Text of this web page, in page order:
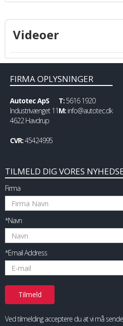
CTEK D250SE
Videoer
FIRMA OPLYSNINGER
Autotec ApS
Industrivænget 11
4622 Havdrup
CVR:45424995
T:5616 1920
M: info@autotec.dk
TILMELD DIG VORES
Firma
*Navn
*Email Address
Ved tilmelding acceptere du at vi må